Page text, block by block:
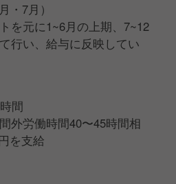
・7月）
を元に1~6月の上期、7~12
行い、給与に反映してい
間
外労働時間40〜45時間相
を支給